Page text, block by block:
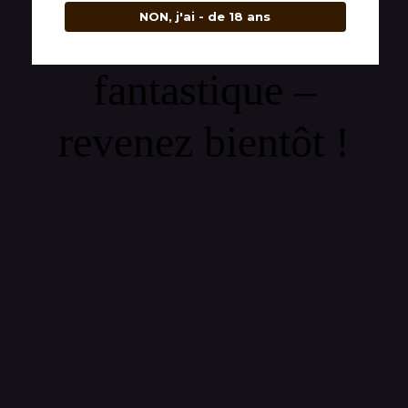
quelque chose de
fantastique –
revenez bientôt !
NON, j'ai - de 18 ans